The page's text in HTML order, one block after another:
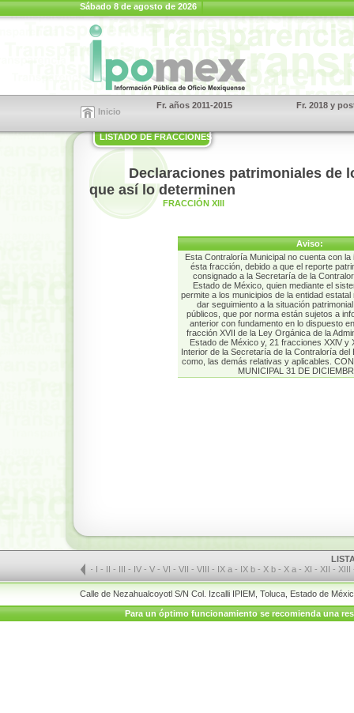
Sábado 8 de agosto de 2026
Inicio
Fr. años 2011-2015 Fr. 2018 y
LISTADO DE FRACCIONES
Declaraciones patrimoniales de
que así lo determinen
FRACCIÓN XIII
Aviso:
Esta Contraloría Municipal no cuenta con
ésta fracción, debido a que el reporte
consignado a la Secretaría de la
Estado de México, quien mediante el
permite a los municipios de la entidad
dar seguimiento a la situación
públicos, que por norma están sujetos a
anterior con fundamento en lo dispuesto
fracción XVII de la Ley Orgánica de la
Estado de México y, 21 fracciones XXlV y
Interior de la Secretaría de la Contraloría
como, las demás relativas y aplicables.
MUNICIPAL 31 DE
- I- II- III- IV-V-VI-VII-VIII- IX a - IX b - X b - X a - XI- XII- XIII
Calle de Nezahualcoyotl S/N Col. Izcalli IPIEM, Toluca, Estado de
Para un óptimo funcionamiento se recomienda una